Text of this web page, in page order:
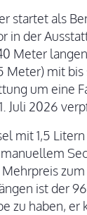
startet als
in der
Meter
Meter) mit
um eine
Juli 2026
mit 1,5
Mehrpreis
ist der
zu haben, er